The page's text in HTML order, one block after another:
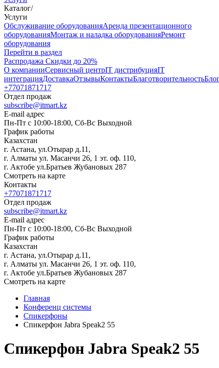
Каталог/
Услуги
Oбслуживание оборудованияАренда презентационного
оборудованияМонтаж и наладка оборудованияРемонт
оборудования
Перейти в раздел
Распродажа Скидки до 20%
О компанииСервисный центрIT дистрибуцияIT
интеграцияДоставкаОтзывыКонтактыБлаготворительность
+77071871717
Отдел продаж
subscribe@itmart.kz
E-mail адрес
Пн-Пт с 10:00-18:00, Сб-Вс Выходной
График работы
Казахстан
г. Астана, ул.Отырар д.11,
г. Алматы ул. Масанчи 26, 1 эт. оф. 110,
г. Актобе ул.Братьев Жубановых 287
Смотреть на карте
Контакты
+77071871717
Отдел продаж
subscribe@itmart.kz
E-mail адрес
Пн-Пт с 10:00-18:00, Сб-Вс Выходной
График работы
Казахстан
г. Астана, ул.Отырар д.11,
г. Алматы ул. Масанчи 26, 1 эт. оф. 110,
г. Актобе ул.Братьев Жубановых 287
Смотреть на карте
Главная
Конференц системы
Спикерфоны
Спикерфон Jabra Speak2 55
Спикерфон Jabra Speak2 55